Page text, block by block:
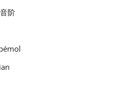
阶